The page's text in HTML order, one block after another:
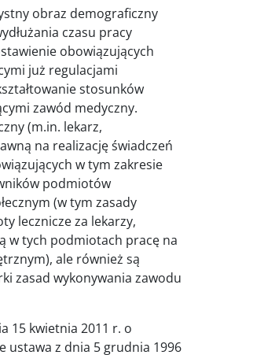
obraz demograficzny
czasu pracy
obowiązujących
już regulacjami
stosunków
zawód medyczny.
(m.in. lekarz,
na realizację świadczeń
w tym zakresie
podmiotów
(w tym zasady
lecznicze za lekarzy,
w tych podmiotach pracę na
ale również są
zasad wykonywania zawodu
15 kwietnia 2011 r. o
ustawa z dnia 5 grudnia 1996